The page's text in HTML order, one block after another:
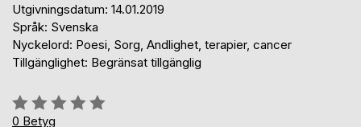
Utgivningsdatum: 14.01.2019
Språk: Svenska
Nyckelord: Poesi, Sorg, Andlighet, terapier, cancer
Tillgänglighet: Begränsat tillgänglig
Betyg::
0%
0 Betyg